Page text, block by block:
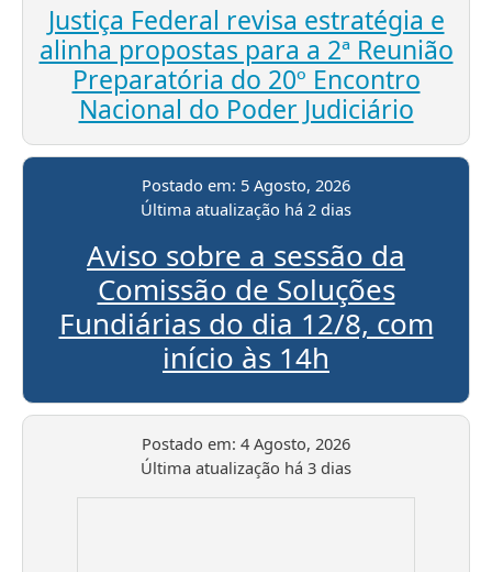
Justiça Federal revisa estratégia e
alinha propostas para a 2ª Reunião
Preparatória do 20º Encontro
Nacional do Poder Judiciário
Postado em: 5 Agosto, 2026
Última atualização há 2 dias
Aviso sobre a sessão da
Comissão de Soluções
Fundiárias do dia 12/8, com
início às 14h
Postado em: 4 Agosto, 2026
Última atualização há 3 dias